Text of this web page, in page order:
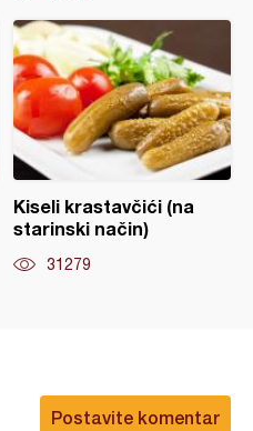
Kiseli krastavčići (na
starinski način)
31279
Postavite komentar